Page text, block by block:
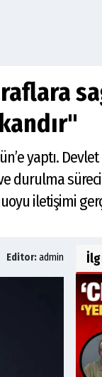
yaptı. Devlet
durulma
iletişimi
Editor:admin